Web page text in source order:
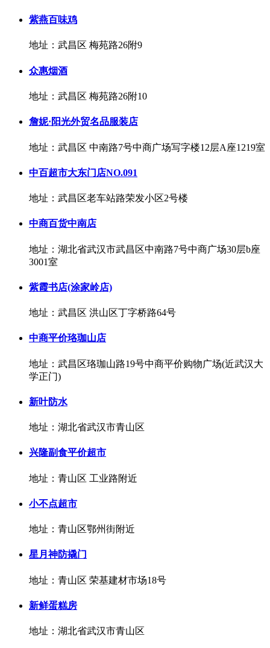
紫燕百味鸡
地址：武昌区 梅苑路26附9
众惠烟酒
地址：武昌区 梅苑路26附10
詹妮·阳光外贸名品服装店
地址：武昌区 中南路7号中商广场写字楼12层A座1219室
中百超市大东门店NO.091
地址：武昌区老车站路荣发小区2号楼
中商百货中南店
地址：湖北省武汉市武昌区中南路7号中商广场30层b座
3001室
紫霞书店(涂家岭店)
地址：武昌区 洪山区丁字桥路64号
中商平价珞珈山店
地址：武昌区珞珈山路19号中商平价购物广场(近武汉大
学正门)
新叶防水
地址：湖北省武汉市青山区
兴隆副食平价超市
地址：青山区 工业路附近
小不点超市
地址：青山区鄂州街附近
星月神防撬门
地址：青山区 荣基建材市场18号
新鲜蛋糕房
地址：湖北省武汉市青山区